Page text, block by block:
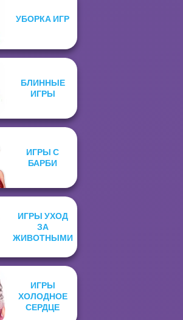
УБОРКА ИГР
БЛИННЫЕ
ИГРЫ
ИГРЫ С
БАРБИ
ИГРЫ УХОД
ЗА
ЖИВОТНЫМИ
ИГРЫ
ХОЛОДНОЕ
СЕРДЦЕ